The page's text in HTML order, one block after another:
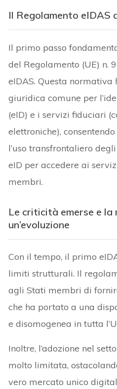
Il Regolamento eIDAS
Il primo passo
del Regolamento (UE) n.
eIDAS. Questa normativa
giuridica comune per
(eID) e i servizi fiduciari
elettroniche),
l’uso transfrontaliero
eID per accedere ai
membri.
Le criticità emerse e la
un’evoluzione
Con il tempo, il primo
limiti strutturali. Il
agli Stati membri di
che ha portato a una
e disomogenea in tutta
Inoltre, l’adozione nel
molto limitata,
vero mercato unico